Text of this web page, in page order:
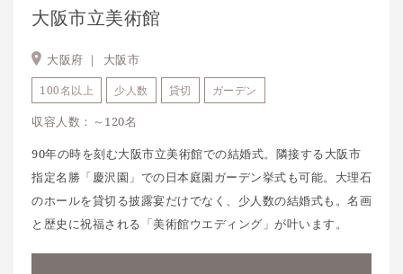
大阪市立美術館
大阪府 ｜ 大阪市
100名以上 少人数 貸切 ガーデン
収容人数：～120名
90年の時を刻む大阪市立美術館での結婚式。隣接する大阪市
指定名勝「慶沢園」での日本庭園ガーデン挙式も可能。大理石
のホールを貸切る披露宴だけでなく、少人数の結婚式も。名画
と歴史に祝福される「美術館ウエディング」が叶います。